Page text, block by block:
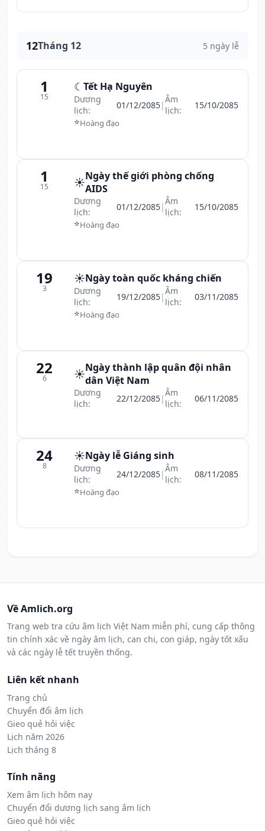
12Tháng 12 5 ngày lễ
1
15
☾ Tết Hạ Nguyên
Dương
lịch:
01/12/2085|Âm
lịch:
15/10/2085
⭐Hoàng đạo
1
15 ☀️Ngày thế giới phòng chống
AIDS
Dương
lịch:
01/12/2085|Âm
lịch:
15/10/2085
⭐Hoàng đạo
19
3
☀️Ngày toàn quốc kháng chiến
Dương
lịch:
19/12/2085|Âm
lịch:
03/11/2085
⭐Hoàng đạo
22
6 ☀️Ngày thành lập quân đội nhân
dân Việt Nam
Dương
lịch:
22/12/2085|Âm
lịch:
06/11/2085
24
8
☀️Ngày lễ Giáng sinh
Dương
lịch:
24/12/2085|Âm
lịch:
08/11/2085
⭐Hoàng đạo
Về Amlich.org
Trang web tra cứu âm lịch Việt Nam miễn phí, cung cấp thông
tin chính xác về ngày âm lịch, can chi, con giáp, ngày tốt xấu
và các ngày lễ tết truyền thống.
Liên kết nhanh
Trang chủ
Chuyển đổi âm lịch
Gieo quẻ hỏi việc
Lịch năm 2026
Lịch tháng 8
Tính năng
Xem âm lịch hôm nay
Chuyển đổi dương lịch sang âm lịch
Gieo quẻ hỏi việc